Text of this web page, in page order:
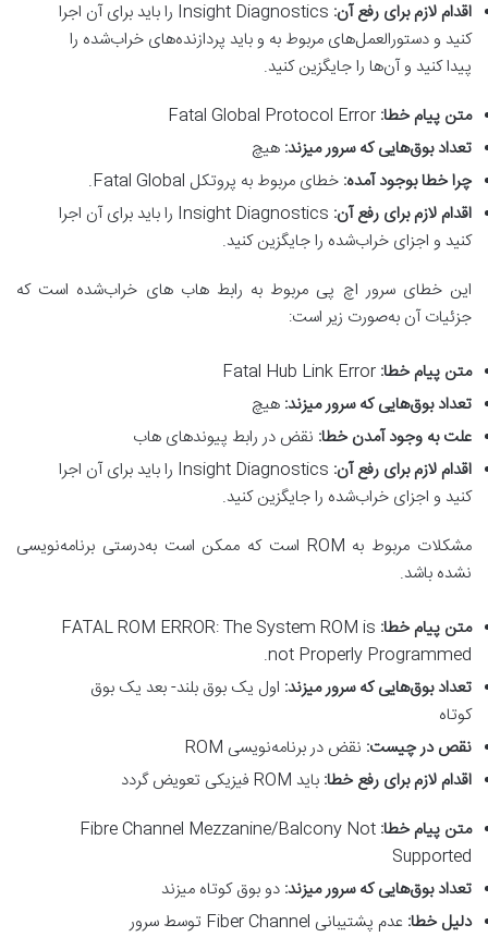
اقدام لازم برای رفع آن:
Insight Diagnostics را باید برای آن اجرا
کنید و دستورالعمل‌های مربوط به و باید پردازنده‌های خراب‌شده را
پیدا کنید و آن‌ها را جایگزین کنید.
متن پیام خطا:
تعداد بوق‌هایی که سرور میزند: هیچ
چرا خطا بوجود آمده: خطای مربوط به پروتکل Fatal Global.
اقدام لازم برای رفع آن:
Insight Diagnostics را باید برای آن اجرا
کنید و اجزای خراب‌شده را جایگزین کنید.
این خطای سرور اچ پی مربوط به رابط هاب های خراب‌شده است که
جزئیات آن به‌صورت زیر است:
متن پیام خطا:
تعداد بوق‌هایی که سرور میزند: هیچ
علت به وجود آمدن خطا: نقض در رابط پیوندهای هاب
اقدام لازم برای رفع آن:
Insight Diagnostics را باید برای آن اجرا
کنید و اجزای خراب‌شده را جایگزین کنید.
مشکلات مربوط به ROM است که ممکن است به‌درستی برنامه‌نویسی
نشده باشد.
متن پیام خطا:
FATAL ROM ERROR: The System ROM is
not Properly Programmed.
تعداد بوق‌هایی که سرور میزند: اول یک بوق بلند- بعد یک بوق
کوتاه
نقص در چیست: نقض در برنامه‌نویسی ROM
اقدام لازم برای رفع خطا: باید ROM فیزیکی تعویض گردد
متن پیام خطا:
Fibre Channel Mezzanine/Balcony Not
Supported
تعداد بوق‌هایی که سرور میزند: دو بوق کوتاه میزند
دلیل خطا: عدم پشتیبانی Fiber Channel توسط سرور